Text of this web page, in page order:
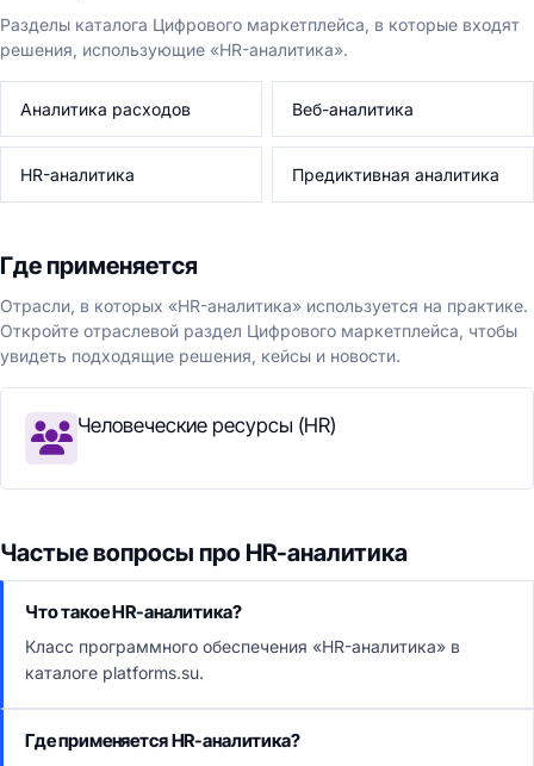
Разделы каталога Цифрового маркетплейса, в которые входят
решения, использующие «HR-аналитика».
Аналитика расходов Веб-аналитика
HR-аналитика Предиктивная аналитика
Где применяется
Отрасли, в которых «HR-аналитика» используется на практике.
Откройте отраслевой раздел Цифрового маркетплейса, чтобы
увидеть подходящие решения, кейсы и новости.
Человеческие ресурсы (HR)
Частые вопросы про HR-аналитика
Что такое HR-аналитика?
Класс программного обеспечения «HR-аналитика» в
каталоге platforms.su.
Где применяется HR-аналитика?